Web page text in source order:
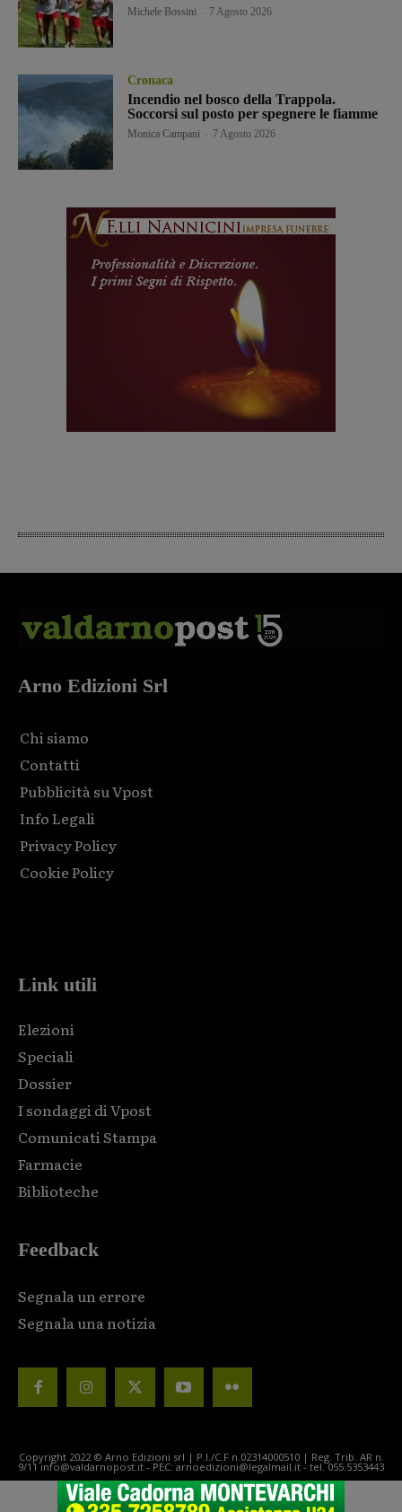
Michele Bossini 7 Agosto 2026
Cronaca
Incendio nel bosco della Trappola.
Soccorsi sul posto per spegnere le fiamme
Monica Campani 7 Agosto 2026
Arno Edizioni Srl
Chi siamo
Contatti
Pubblicità su Vpost
Info Legali
Privacy Policy
Cookie Policy
Link utili
Elezioni
Speciali
Dossier
I sondaggi di Vpost
Comunicati Stampa
Farmacie
Biblioteche
Feedback
Segnala un errore
Segnala una notizia
Copyright 2022 © Arno Edizioni srl | P.I./C.F n.02314000510 | Reg. Trib. AR n.
9/11 info@valdarnopost.it - PEC: arnoedizioni@legalmail.it - tel. 055.5353443